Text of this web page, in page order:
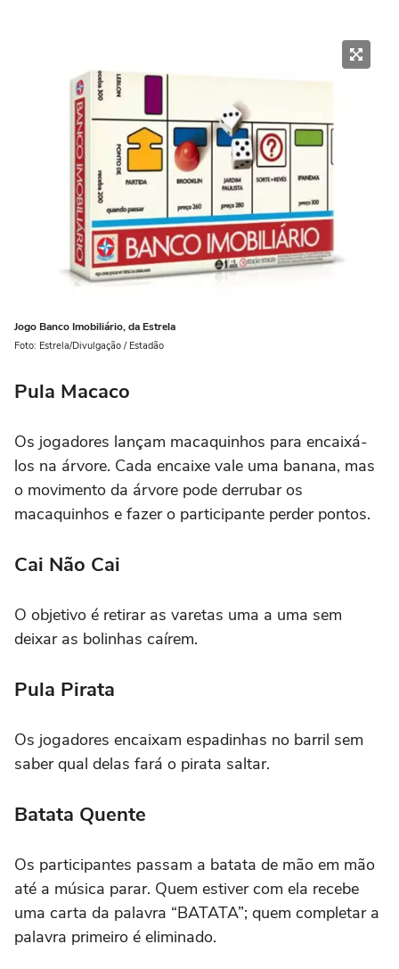
Jogo Banco Imobiliário, da Estrela
Foto: Estrela/Divulgação / Estadão
Pula Macaco
Os jogadores lançam macaquinhos para encaixá-
los na árvore. Cada encaixe vale uma banana, mas
o movimento da árvore pode derrubar os
macaquinhos e fazer o participante perder pontos.
Cai Não Cai
O objetivo é retirar as varetas uma a uma sem
deixar as bolinhas caírem.
Pula Pirata
Os jogadores encaixam espadinhas no barril sem
saber qual delas fará o pirata saltar.
Batata Quente
Os participantes passam a batata de mão em mão
até a música parar. Quem estiver com ela recebe
uma carta da palavra “BATATA”; quem completar a
palavra primeiro é eliminado.